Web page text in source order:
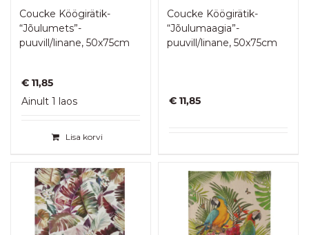
Coucke Köögirätik-
“Jõulumets”-
puuvill/linane, 50x75cm
€ 11,85
Ainult 1 laos
Lisa korvi
Coucke Köögirätik-
“Jõulumaagia”-
puuvill/linane, 50x75cm
€ 11,85